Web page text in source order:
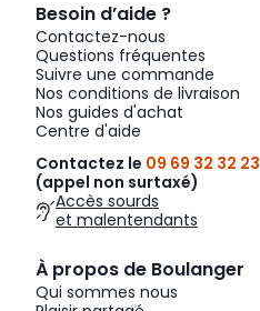
Besoin d’aide ?
Contactez-nous
Questions fréquentes
Suivre une commande
Nos conditions de livraison
Nos guides d'achat
Centre d'aide
Contactez le 09 69 32 32 23
(appel non surtaxé)
Accès sourds
et malentendants
À propos de Boulanger
Qui sommes nous